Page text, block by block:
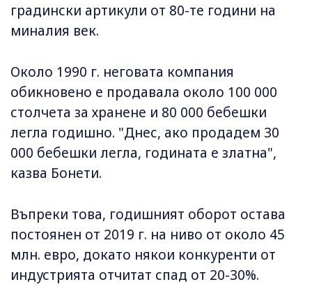
градински артикули от 80-те години на
миналия век.
Около 1990 г. неговата компания
обикновено е продавала около 100 000
столчета за хранене и 80 000 бебешки
легла годишно. "Днес, ако продадем 30
000 бебешки легла, годината е златна",
казва Бонети.
Въпреки това, годишният оборот остава
постоянен от 2019 г. на ниво от около 45
млн. евро, докато някои конкуренти от
индустрията отчитат спад от 20-30%.